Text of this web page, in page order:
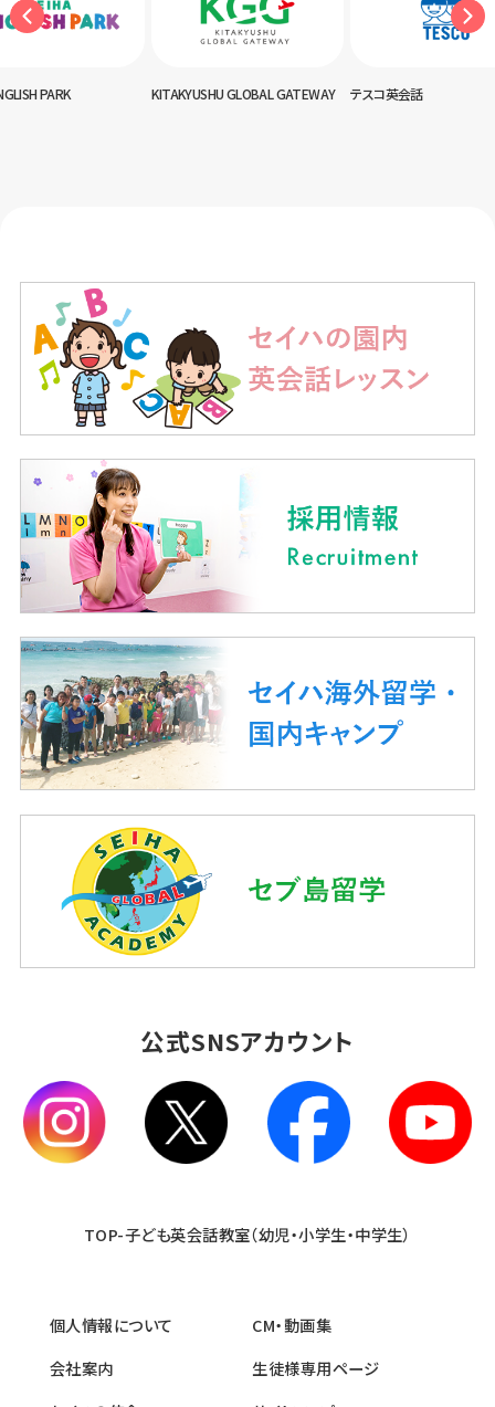
PARK KITAKYUSHU GLOBAL GATEWAY テスコ英会話
公式SNSアカウント
TOP-子ども英会話教室（幼児・小学生・中学生）
個人情報について
会社案内
CM・動画集
生徒様専用ページ